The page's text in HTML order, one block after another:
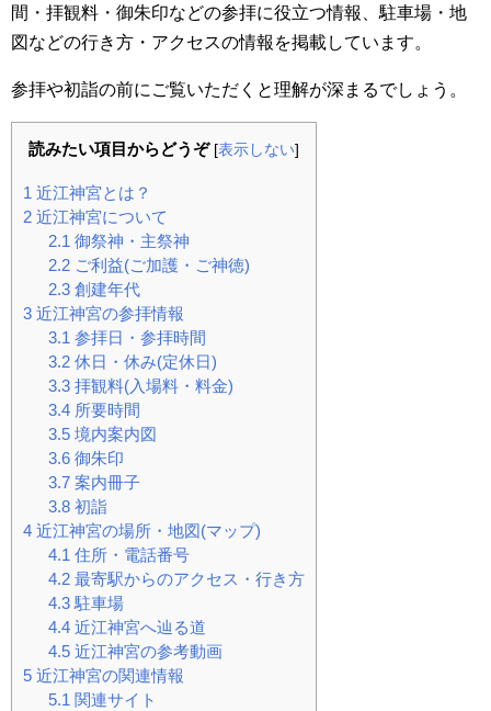
間・拝観料・御朱印などの参拝に役立つ情報、駐車場・地
図などの行き方・アクセスの情報を掲載しています。
参拝や初詣の前にご覧いただくと理解が深まるでしょう。
読みたい項目からどうぞ [表示しない]
1 近江神宮とは？
2 近江神宮について
2.1御祭神・主祭神
2.2ご利益(ご加護・ご神徳)
2.3創建年代
3 近江神宮の参拝情報
3.1参拝日・参拝時間
3.2休日・休み(定休日)
3.3拝観料(入場料・料金)
3.4所要時間
3.5境内案内図
3.6御朱印
3.7案内冊子
3.8初詣
4 近江神宮の場所・地図(マップ)
4.1住所・電話番号
4.2最寄駅からのアクセス・行き方
4.3駐車場
4.4近江神宮へ辿る道
4.5近江神宮の参考動画
5 近江神宮の関連情報
5.1関連サイト